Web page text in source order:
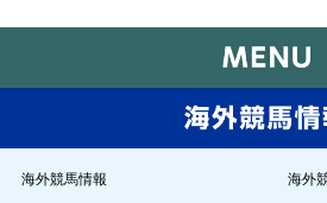
海外競馬情報 海外